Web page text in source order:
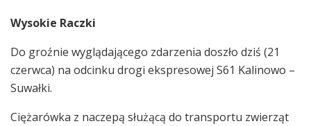
Wysokie Raczki
Do groźnie wyglądającego zdarzenia doszło dziś (21
czerwca) na odcinku drogi ekspresowej S61 Kalinowo –
Suwałki.
Ciężarówka z naczepą służącą do transportu zwierząt